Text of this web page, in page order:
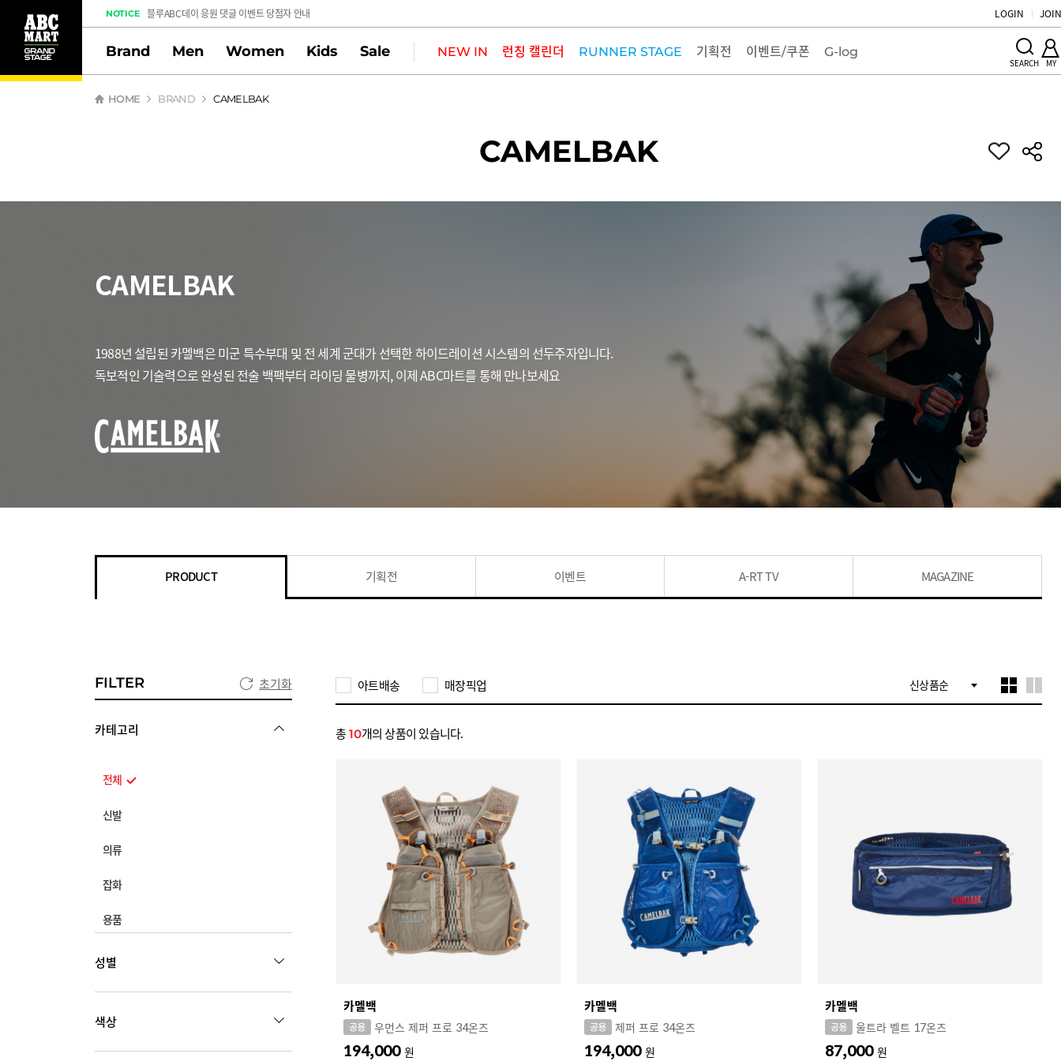
NOTICE
출석체크 스탬프 이벤트 당첨자 안내
도전! 출석체크 스탬프 이벤트
멤버십 스탬프 활동 만족도 조사 당첨자 안내
LOGIN
Brand Men Women Kids Sale NEW IN 런칭 캘린더 RUNNER STAGE 기획전 이벤트/쿠폰 G-log
SEARCH MY
HOME BRAND CAMELBAK
CAMELBAK
CAMELBAK
1988년 설립된 카멜백은 미군 특수부대 및 전 세계 군대가 선택한 하이드레이션 시스템의 선두주자입니다.
독보적인 기술력으로 완성된 전술 백팩부터 라이딩 물병까지, 이제 ABC마트를 통해 만나보세요
PRODUCT 기획전 이벤트 A-RT TV MAGAZINE
FILTER 초기화
카테고리
전체
신발
스포츠
구두
캐주얼
부츠
의류
아우터
기타
잡화
가방
모자
용품
신발용품
관리용품
생활용품
성별
색상
아트배송 매장픽업 신상품순
총 10개의 상품이 있습니다.
카멜백
우먼스 제퍼 프로 34온즈
194,000 원
카멜백
제퍼 프로 34온즈
194,000 원
카멜백
울트라 벨트 17온즈
87,000 원